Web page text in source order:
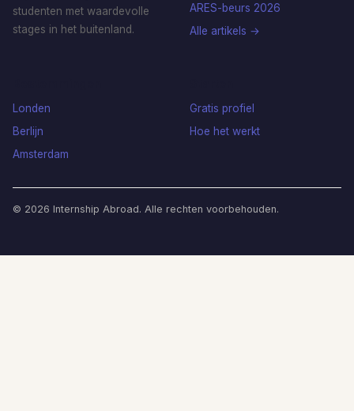
studenten met waardevolle
stages in het buitenland.
ARES-beurs 2026
Alle artikels →
Londen
Berlijn
Amsterdam
Gratis profiel
Hoe het werkt
© 2026 Internship Abroad. Alle rechten voorbehouden.